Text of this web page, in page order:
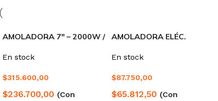
AMOLADORA 7″ – 2000W /
En stock
$315.600,00
$236.700,00 (Con
AMOLADORA ELÉC.
HAMILTON
En stock
$87.750,00
$65.812,50 (Con